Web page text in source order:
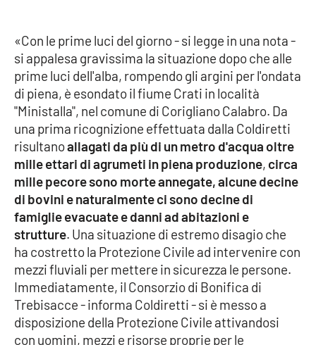
Cultura
Economia e Lavoro
Politica
Sanità
Società
Sport
RUBRICHE
Good Morning Vietnam
«Con le prime luci del giorno - si legge in una nota -
si appalesa gravissima la situazione dopo che alle
prime luci dell'alba, rompendo gli argini per l'ondata
di piena, è esondato il fiume Crati in località
"Ministalla", nel comune di Corigliano Calabro. Da
una prima ricognizione effettuata dalla Coldiretti
risultanoallagati da più di un metro d'acqua oltre
mille ettari di agrumeti in piena produzione, circa
mille pecore sono morte annegate, alcune decine
di bovini e naturalmente ci sono decine di
famiglie evacuate e danni ad abitazioni e
strutture. Una situazione di estremo disagio che
ha costretto la Protezione Civile ad intervenire con
mezzi fluviali per mettere in sicurezza le persone.
Immediatamente, il Consorzio di Bonifica di
Trebisacce - informa Coldiretti - si è messo a
disposizione della Protezione Civile attivandosi
con uomini, mezzi e risorse proprie per le